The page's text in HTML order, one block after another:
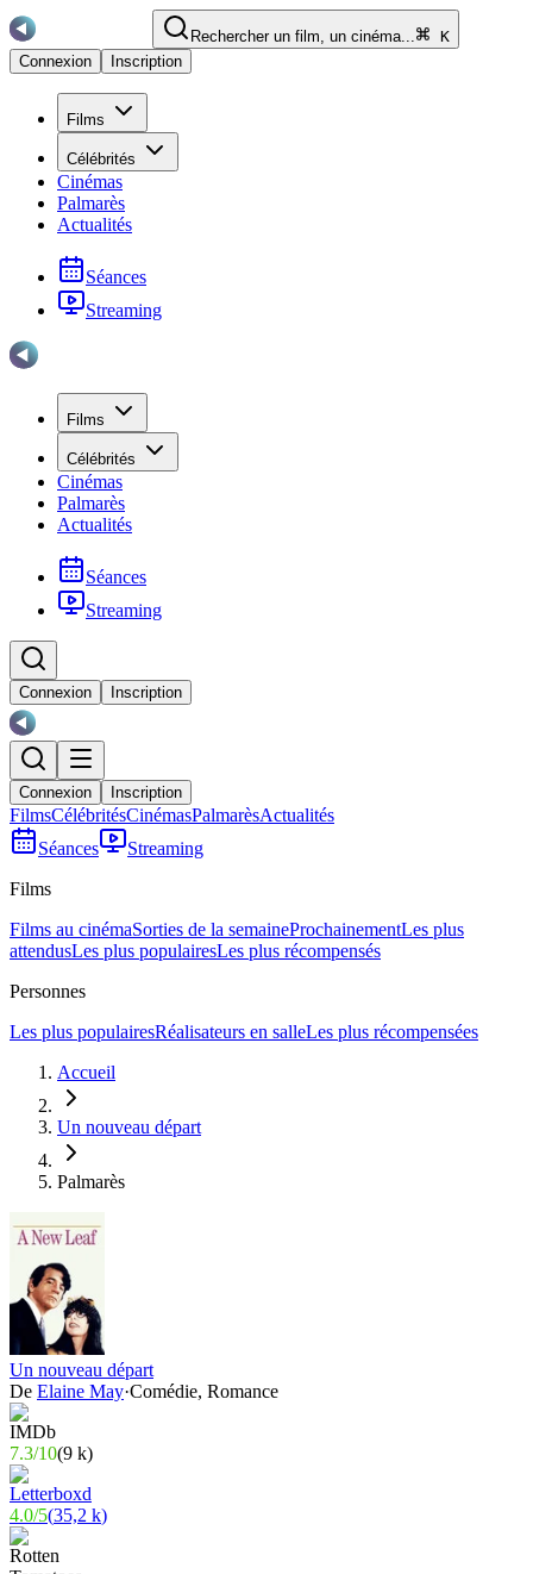
Rechercher un film, un cinéma...
K
Connexion
Inscription
Films
Célébrités
Cinémas
Palmarès
Actualités
Séances
Streaming
Films
Célébrités
Cinémas
Palmarès
Actualités
Séances
Streaming
Connexion Inscription
Connexion Inscription
FilmsCélébritésCinémasPalmarèsActualités
Séances
Streaming
Films
Films au cinémaSorties de la semaineProchainementLes plus
attendusLes plus populairesLes plus récompensés
Personnes
Les plus populairesRéalisateurs en salleLes plus récompensées
Accueil
Un nouveau départ
Palmarès
Un nouveau départ
De Elaine May·Comédie, Romance
7.3/10(9 k)
4.0/5(35,2 k)